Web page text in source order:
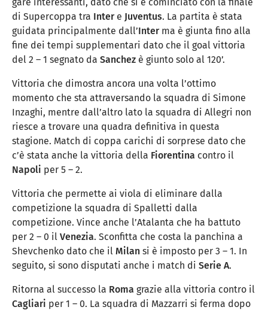
di Supercoppa tra Intere Juventus. La partita è stata
guidata principalmente dall’Interma è giunta fino alla
fine dei tempi supplementari dato che il goal vittoria
del 2 – 1 segnato da Sanchez è giunto solo al 120’.
Vittoria che dimostra ancora una volta l’ottimo
momento che sta attraversando la squadra di Simone
Inzaghi, mentre dall’altro lato la squadra di Allegri non
riesce a trovare una quadra definitiva in questa
stagione. Match di coppa carichi di sorprese dato che
c’è stata anche la vittoria della Fiorentina contro il
Napoli per 5 – 2.
Vittoria che permette ai viola di eliminare dalla
competizione la squadra di Spalletti dalla
competizione. Vince anche l’Atalanta che ha battuto
per 2 – 0 il Venezia. Sconfitta che costa la panchina a
Shevchenko dato che il Milan si è imposto per 3 – 1. In
seguito, si sono disputati anche i match di Serie A.
Ritorna al successo la Roma grazie alla vittoria contro il
Cagliari per 1 – 0. La squadra di Mazzarri si ferma dopo